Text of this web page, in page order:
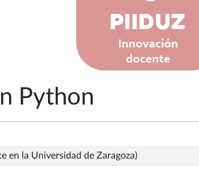
Python
en la Universidad de Zaragoza)